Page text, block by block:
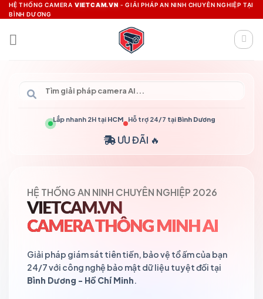
Skip
to
content
HỆ THỐNG CAMERA VIETCAM.VN - GIẢI PHÁP AN NINH CHUYÊN NGHIỆP TẠI
BÌNH DƯƠNG
Lắp nhanh 2H tại HCM Hỗ trợ 24/7 tại Bình Dương
ƯU ĐÃI 🔥
HỆ THỐNG AN NINH CHUYÊN NGHIỆP 2026
VIETCAM.VN
CAMERA THÔNG MINH AI
Giải pháp giám sát tiên tiến, bảo vệ tổ ấm của bạn
24/7 với công nghệ bảo mật dữ liệu tuyệt đối tại
Bình Dương - Hồ Chí Minh.